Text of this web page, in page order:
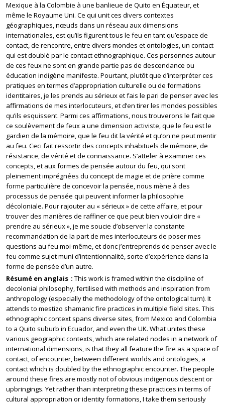
Mexique à la Colombie à une banlieue de Quito en Équateur, et
même le Royaume Uni. Ce qui unit ces divers contextes
géographiques, nœuds dans un réseau aux dimensions
internationales, est qu’ils figurent tous le feu en tant qu’espace de
contact, de rencontre, entre divers mondes et ontologies, un contact
qui est doublé par le contact ethnographique. Ces personnes autour
de ces feux ne sont en grande partie pas de descendance ou
éducation indigène manifeste. Pourtant, plutôt que d’interpréter ces
pratiques en termes d’appropriation culturelle ou de formations
identitaires, je les prends au sérieux et fais le pari de penser avec les
affirmations de mes interlocuteurs, et d’en tirer les mondes possibles
qu’ils esquissent. Parmi ces affirmations, nous trouverons le fait que
ce soulèvement de feux a une dimension activiste, que le feu est le
gardien de la mémoire, que le feu dit la vérité et qu’on ne peut mentir
au feu. Ceci fait ressortir des concepts inhabituels de mémoire, de
résistance, de vérité et de connaissance. S’atteler à examiner ces
concepts, et aux formes de pensée autour du feu, qui sont
pleinement imprégnées du concept de magie et de prière comme
forme particulière de concevoir la pensée, nous mène à des
processus de pensée qui peuvent informer la philosophie
décoloniale. Pour rajouter au « sérieux » de cette affaire, et pour
trouver des manières de raffiner ce que peut bien vouloir dire «
prendre au sérieux », je me soucie d’observer la constante
recommandation de la part de mes interlocuteurs de poser mes
questions au feu moi-même, et donc j’entreprends de penser avec le
feu comme sujet muni d’intentionnalité, sorte d’expérience dans la
forme de pensée d’un autre.
Résumé en anglais
This work is framed within the discipline of
decolonial philosophy, fertilised with methods and inspiration from
anthropology (especially the methodology of the ontological turn). It
attends to mestizo shamanic fire practices in multiple field sites. This
ethnographic context spans diverse sites, from Mexico and Colombia
to a Quito suburb in Ecuador, and even the UK. What unites these
various geographic contexts, which are related nodes in a network of
international dimensions, is that they all feature the fire as a space of
contact, of encounter, between different worlds and ontologies, a
contact which is doubled by the ethnographic encounter. The people
around these fires are mostly not of obvious indigenous descent or
upbringings. Yet rather than interpreting these practices in terms of
cultural appropriation or identity formations, I take them seriously